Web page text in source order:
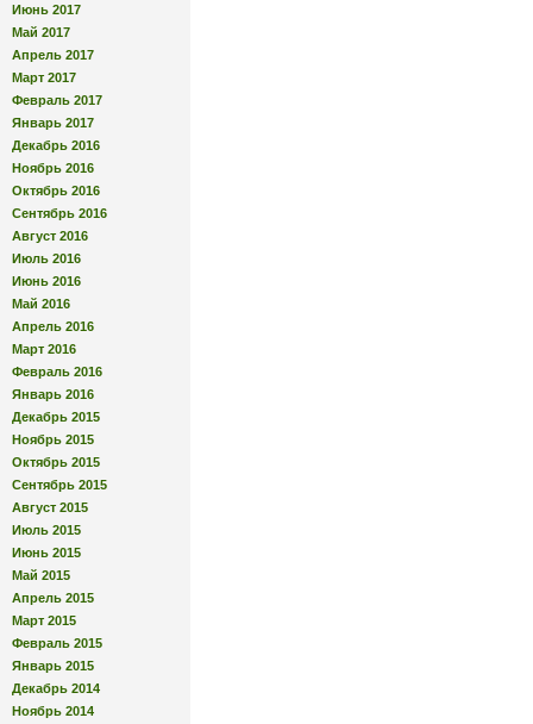
Июнь 2017
Май 2017
Апрель 2017
Март 2017
Февраль 2017
Январь 2017
Декабрь 2016
Ноябрь 2016
Октябрь 2016
Сентябрь 2016
Август 2016
Июль 2016
Июнь 2016
Май 2016
Апрель 2016
Март 2016
Февраль 2016
Январь 2016
Декабрь 2015
Ноябрь 2015
Октябрь 2015
Сентябрь 2015
Август 2015
Июль 2015
Июнь 2015
Май 2015
Апрель 2015
Март 2015
Февраль 2015
Январь 2015
Декабрь 2014
Ноябрь 2014